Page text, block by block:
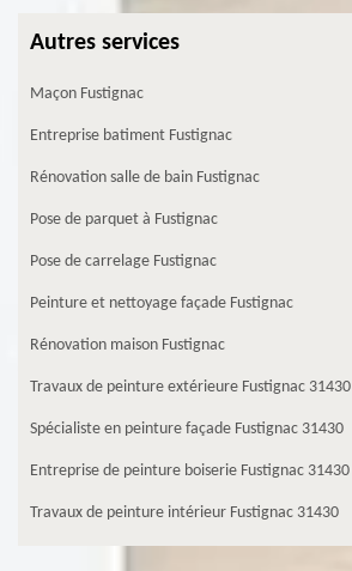
Autres services
Maçon Fustignac
Entreprise batiment Fustignac
Rénovation salle de bain Fustignac
Pose de parquet à Fustignac
Pose de carrelage Fustignac
Peinture et nettoyage façade Fustignac
Rénovation maison Fustignac
Travaux de peinture extérieure Fustignac 31430
Spécialiste en peinture façade Fustignac 31430
Entreprise de peinture boiserie Fustignac 31430
Travaux de peinture intérieur Fustignac 31430